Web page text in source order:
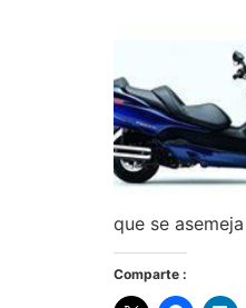
que se
Comparte :